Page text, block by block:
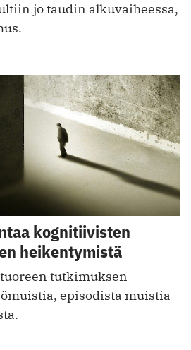
jo taudin alkuvaiheessa,
kognitiivisten
heikentymistä
tutkimuksen
episodista muistia